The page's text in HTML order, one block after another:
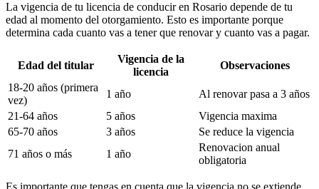
La vigencia de tu licencia de conducir en Rosario depende de tu
edad al momento del otorgamiento. Esto es importante porque
determina cada cuanto vas a tener que renovar y cuanto vas a pagar.
Edad del titular
Vigencia de la
licencia
Observaciones
18-20 años (primera
vez)
1 año
Al renovar pasa a 3 años
21-64 años
5 años
Vigencia maxima
65-70 años
3 años
Se reduce la vigencia
71 años o más
1 año
Renovacion anual
obligatoria